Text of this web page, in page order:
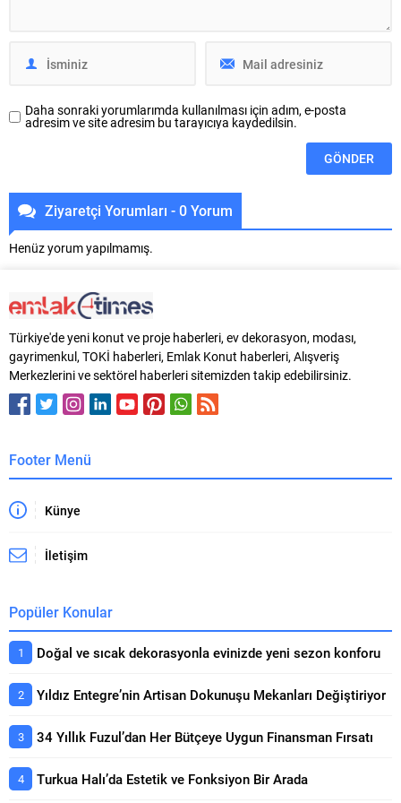
Daha sonraki yorumlarımda kullanılması için adım, e-posta
adresim ve site adresim bu tarayıcıya kaydedilsin.
Ziyaretçi Yorumları - 0 Yorum
Henüz yorum yapılmamış.
Türkiye'de yeni konut ve proje haberleri, ev dekorasyon, modası,
gayrimenkul, TOKİ haberleri, Emlak Konut haberleri, Alışveriş
Merkezlerini ve sektörel haberleri sitemizden takip edebilirsiniz.
Footer Menü
Künye
İletişim
Popüler Konular
Doğal ve sıcak dekorasyonla evinizde yeni sezon konforu
Yıldız Entegre’nin Artisan Dokunuşu Mekanları Değiştiriyor
34 Yıllık Fuzul’dan Her Bütçeye Uygun Finansman Fırsatı
Turkua Halı’da Estetik ve Fonksiyon Bir Arada